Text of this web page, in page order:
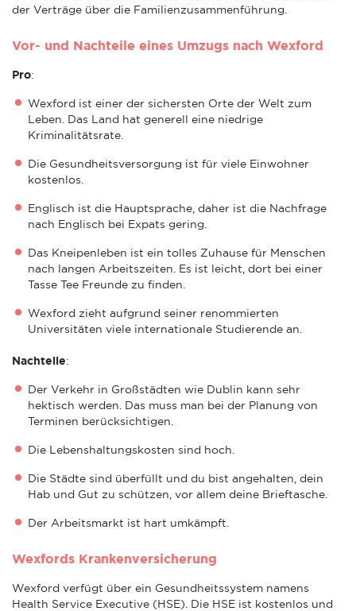
der Verträge über die Familienzusammenführung.
Vor- und Nachteile eines Umzugs nach Wexford
Pro:
Wexford ist einer der sichersten Orte der Welt zum
Leben. Das Land hat generell eine niedrige
Kriminalitätsrate.
Die Gesundheitsversorgung ist für viele Einwohner
kostenlos.
Englisch ist die Hauptsprache, daher ist die Nachfrage
nach Englisch bei Expats gering.
Das Kneipenleben ist ein tolles Zuhause für Menschen
nach langen Arbeitszeiten. Es ist leicht, dort bei einer
Tasse Tee Freunde zu finden.
Wexford zieht aufgrund seiner renommierten
Universitäten viele internationale Studierende an.
Nachteile:
Der Verkehr in Großstädten wie Dublin kann sehr
hektisch werden. Das muss man bei der Planung von
Terminen berücksichtigen.
Die Lebenshaltungskosten sind hoch.
Die Städte sind überfüllt und du bist angehalten, dein
Hab und Gut zu schützen, vor allem deine Brieftasche.
Der Arbeitsmarkt ist hart umkämpft.
Wexfords Krankenversicherung
Wexford verfügt über ein Gesundheitssystem namens
Health Service Executive (HSE). Die HSE ist kostenlos und